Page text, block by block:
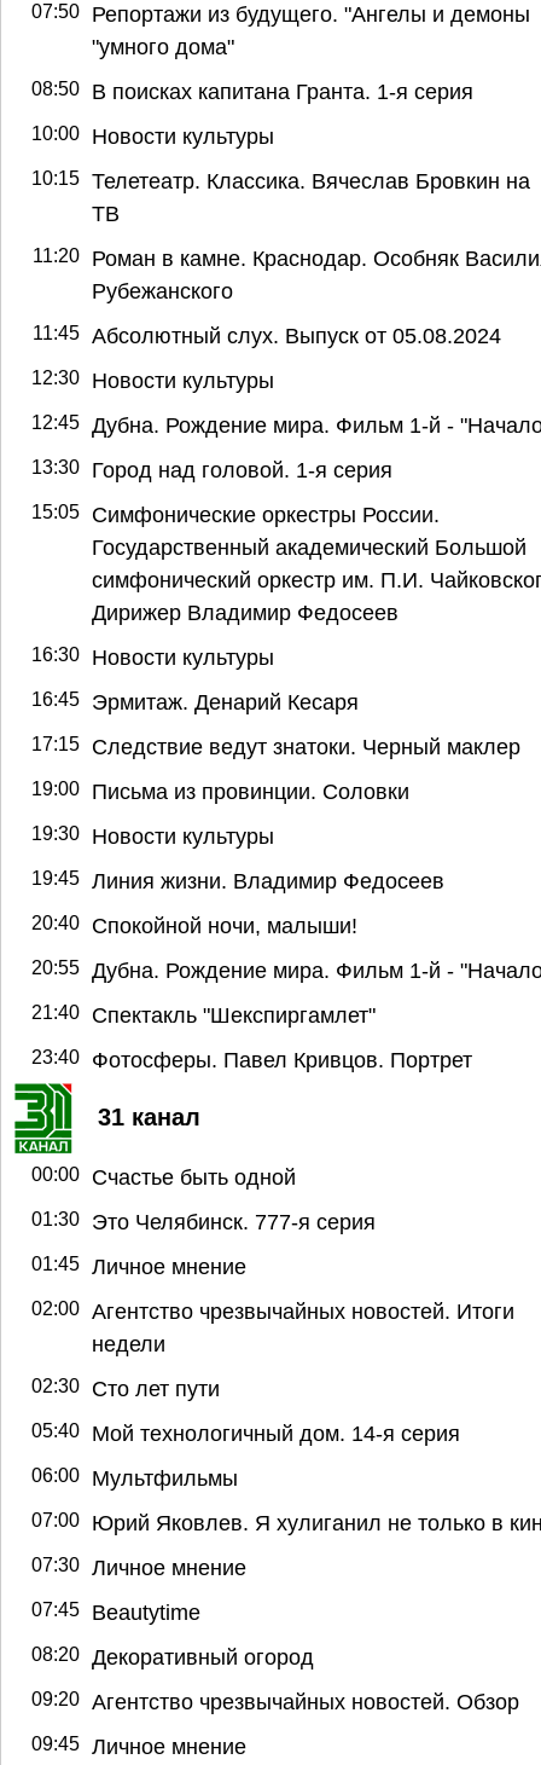
07:50
Репортажи из будущего. "Ангелы и демоны
"умного дома"
08:50 В поисках капитана Гранта. 1-я серия
10:00 Новости культуры
10:15 Телетеатр. Классика. Вячеслав Бровкин на
ТВ
11:20
Роман в камне. Краснодар. Особняк
Рубежанского
11:45 Абсолютный слух. Выпуск от 05.08.2024
12:30 Новости культуры
12:45 Дубна. Рождение мира. Фильм 1-й -
13:30 Город над головой. 1-я серия
15:05
Симфонические оркестры России.
Государственный академический Большой
симфонический оркестр им. П.И.
Дирижер Владимир Федосеев
16:30 Новости культуры
16:45 Эрмитаж. Денарий Кесаря
17:15 Следствие ведут знатоки. Черный маклер
19:00 Письма из провинции. Соловки
19:30 Новости культуры
19:45 Линия жизни. Владимир Федосеев
20:40 Спокойной ночи, малыши!
20:55 Дубна. Рождение мира. Фильм 1-й -
21:40 Спектакль "Шекспиргамлет"
23:40 Фотосферы. Павел Кривцов. Портрет
31 канал
00:00 Счастье быть одной
01:30 Это Челябинск. 777-я серия
01:45 Личное мнение
02:00 Агентство чрезвычайных новостей. Итоги
недели
02:30 Сто лет пути
05:40 Мой технологичный дом. 14-я серия
06:00 Мультфильмы
07:00 Юрий Яковлев. Я хулиганил не только в
07:30 Личное мнение
07:45 Beautytime
08:20 Декоративный огород
09:20 Агентство чрезвычайных новостей. Обзор
09:45 Личное мнение